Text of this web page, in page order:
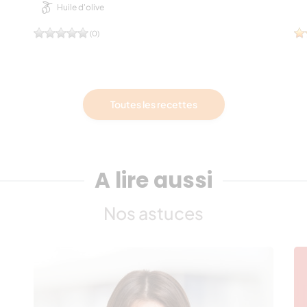
Huile d'olive
(0)
Toutes les recettes
A lire aussi
Nos astuces